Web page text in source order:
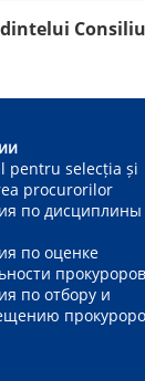
pentru selecția și
procurorilor
по дисциплины
по оценке
прокуроров
по отбору и